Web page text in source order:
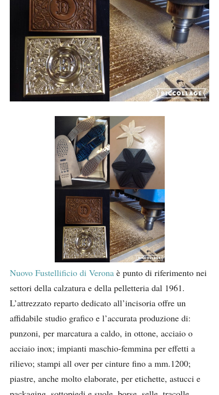
Nuovo Fustellificio di Verona è punto di riferimento nei
settori della calzatura e della pelletteria dal 1961.
L’attrezzato reparto dedicato all’incisoria offre un
affidabile studio grafico e l’accurata produzione di:
punzoni, per marcatura a caldo, in ottone, acciaio o
acciaio inox; impianti maschio-femmina per effetti a
rilievo; stampi all over per cinture fino a mm.1200;
piastre, anche molto elaborate, per etichette, astucci e